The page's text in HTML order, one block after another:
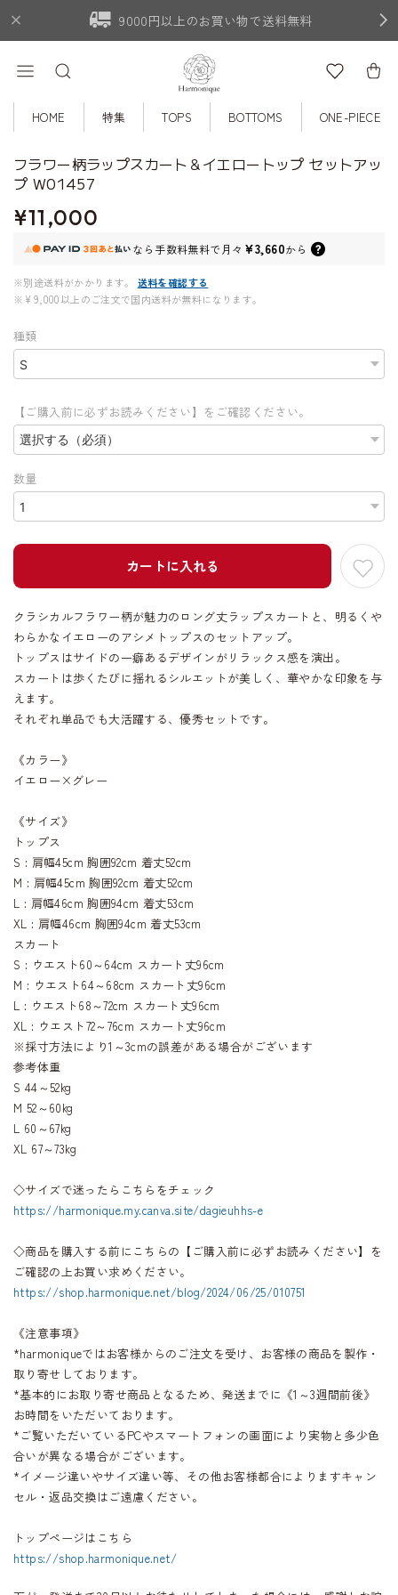
9000円以上のお買い物で送料無料
HOME 特集 TOPS BOTTOMS ONE-PIECE
フラワー柄ラップスカート＆イエロートップ セットアッ
プ W01457
¥11,000
なら 手数料無料で月々 ¥3,660から
※別途送料がかかります。
送料を確認する
※¥9,000以上のご注文で国内送料が無料になります。
種類
【ご購入前に必ずお読みください】をご確認ください。
数量
カートに入れる
クラシカルフラワー柄が魅力のロング丈ラップスカートと、明るくや
わらかなイエローのアシメトップスのセットアップ。
トップスはサイドの一癖あるデザインがリラックス感を演出。
スカートは歩くたびに揺れるシルエットが美しく、華やかな印象を与
えます。
それぞれ単品でも大活躍する、優秀セットです。
《カラー》
イエロー×グレー
《サイズ》
トップス
S : 肩幅45cm 胸囲92cm 着丈52cm
M : 肩幅45cm 胸囲92cm 着丈52cm
L : 肩幅46cm 胸囲94cm 着丈53cm
XL : 肩幅46cm 胸囲94cm 着丈53cm
スカート
S : ウエスト60～64cm スカート丈96cm
M : ウエスト64～68cm スカート丈96cm
L : ウエスト68～72cm スカート丈96cm
XL : ウエスト72～76cm スカート丈96cm
※採寸方法により1～3cmの誤差がある場合がございます
参考体重
S 44～52kg
M 52～60kg
L 60～67kg
XL 67～73kg
◇サイズで迷ったらこちらをチェック
https://harmonique.my.canva.site/dagieuhhs-e
◇商品を購入する前にこちらの【ご購入前に必ずお読みください】を
ご確認の上お買い求めください。
https://shop.harmonique.net/blog/2024/06/25/010751
《注意事項》
*harmoniqueではお客様からのご注文を受け、お客様の商品を製作・
取り寄せしております。
*基本的にお取り寄せ商品となるため、発送までに《1～3週間前後》
お時間をいただいております。
*ご覧いただいているPCやスマートフォンの画面により実物と多少色
合いが異なる場合がございます。
*イメージ違いやサイズ違い等、その他お客様都合によりますキャン
セル・返品交換はご遠慮ください。
トップページはこちら
https://shop.harmonique.net/